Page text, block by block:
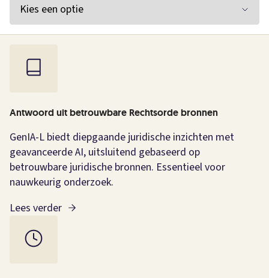
Antwoord uit betrouwbare Rechtsorde bronnen
GenIA-L biedt diepgaande juridische inzichten met
geavanceerde AI, uitsluitend gebaseerd op
betrouwbare juridische bronnen. Essentieel voor
nauwkeurig onderzoek.
Lees verder